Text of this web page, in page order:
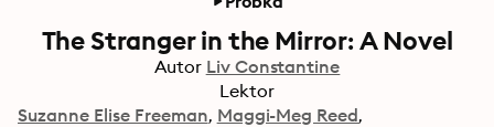
The Stranger in the Mirror: A Novel
Autor Liv Constantine
Lektor
Suzanne Elise Freeman Maggi-Meg Reed